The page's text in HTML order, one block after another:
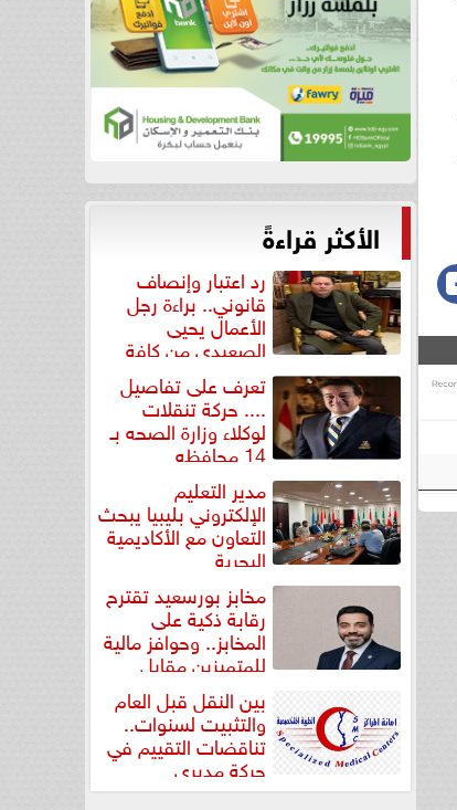
الأكثر قراءةً
رد اعتبار وإنصاف
قانوني.. براءة رجل
الأعمال يحيى
الصعيدي من كافة
التهم... تعرف على تفاصيل
.... حركة تنقلات
لوكلاء وزارة الصحه بـ
14 محافظه
مدير التعليم
الإلكتروني بليبيا يبحث
التعاون مع الأكاديمية
البحرية
مخابز بورسعيد تقترح
رقابة ذكية على
المخابز.. وحوافز مالية
للمتميزين مقابل
بين النقل قبل العام
والتثبيت لسنوات..
تناقضات التقييم في
حركة مديري
”مستشفيات...